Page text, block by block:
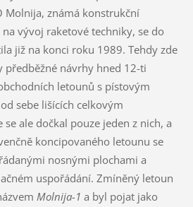
Molnija, známá konstrukční
vývoj raketové techniky, se do
již na konci roku 1989. Tehdy zde
návrhy hned 12-ti
letounů s pístovým
sebe lišících celkovým
se ale dočkal pouze jeden z nich, a
koncipovaného letounu se
nosnými plochami a
uspořádání. Zmíněný letoun
Molnija-1 a byl pojat jako